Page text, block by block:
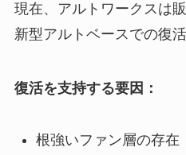
現在、アルトワークスは
新型アルトベースでの復
復活を支持する要因：
根強いファン層の存在